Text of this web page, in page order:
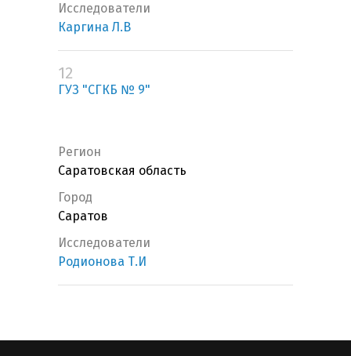
Исследователи
Каргина Л.В
12
ГУЗ "СГКБ № 9"
Регион
Саратовская область
Город
Саратов
Исследователи
Родионова Т.И